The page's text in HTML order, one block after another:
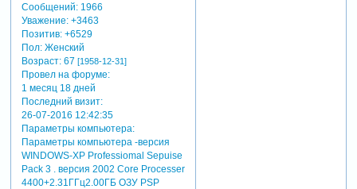
Сообщений:1966
Уважение: +3463
Позитив: +6529
Пол:Женский
Возраст:67 [1958-12-31]
Провел на форуме:
1 месяц 18 дней
Последний визит:
26-07-2016 12:42:35
Параметры компьютера:
Параметры компьютера -версия
WINDOWS-XP Professiomal Sepuise
Pack 3 . версия 2002 Core Processer
4400+2.31ГГц2.00ГБ ОЗУ PSP